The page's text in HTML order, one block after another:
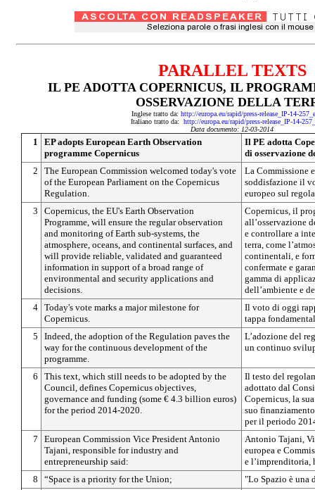
PARALLEL TEXTS
IL PE ADOTTA COPERNICUS, IL
OSSERVAZIONE DELLA
Inglese tratto da: http://europa.eu/rapid/press-release_IP-14-
Italiano tratto da: http://europa.eu/rapid/press-release_IP-14-
Data documento: 12-03-2014
1
EP adopts European Earth Observation
programme Copernicus
Il PE adotta
di osservazione
2
The European Commission welcomed today's vote
of the European Parliament on the Copernicus
Regulation.
La Commissione
soddisfazione il
europeo sul
3
Copernicus, the EU's Earth Observation
Programme, will ensure the regular observation
and monitoring of Earth sub-systems, the
atmosphere, oceans, and continental surfaces, and
will provide reliable, validated and guaranteed
information in support of a broad range of
environmental and security applications and
decisions.
Copernicus, il
all’osservazione
e controllare a
terra, come
continentali, e
confermate e
gamma di
dell’ambiente e
4 Today's vote marks a major milestone for
Copernicus.
Il voto di oggi
tappa
5
Indeed, the adoption of the Regulation paves the
way for the continuous development of the
programme.
L’adozione del
un continuo
6
This text, which still needs to be adopted by the
Council, defines Copernicus objectives,
governance and funding (some € 4.3 billion euros)
for the period 2014-2020.
Il testo del
adottato dal
Copernicus, la
suo
per il periodo
7
European Commission Vice President Antonio
Tajani, responsible for industry and
entrepreneurship said:
Antonio Tajani,
europea e
e l’imprenditoria,
8
“Space is a priority for the Union;
"Lo Spazio è una